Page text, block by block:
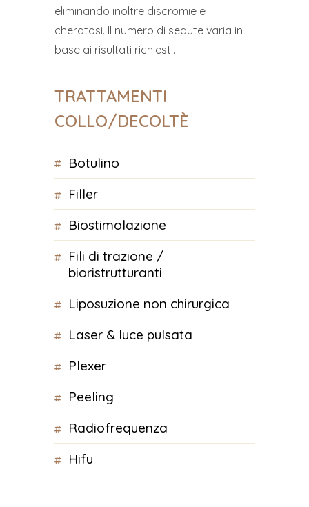
eliminando inoltre discromie e
cheratosi. Il numero di sedute varia in
base ai risultati richiesti.
TRATTAMENTI
COLLO/DECOLTÈ
botulino
filler
biostimolazione
fili di trazione /
bioristrutturanti
liposuzione non chirurgica
laser & luce pulsata
plexer
peeling
radiofrequenza
hifu